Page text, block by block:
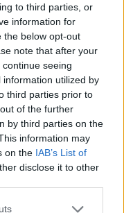
to third parties, or
information for
the below opt-out
note that after your
seeing
utilized by
third parties prior to
of the further
by third parties on the
information may
on the IAB’s List of
disclose it to other
one or more Google
την εμφάνισή
έναν
αποτέλεσμα
του πάνω
σαν το
εξηγώντας πως
και πλέον
απόλυτα